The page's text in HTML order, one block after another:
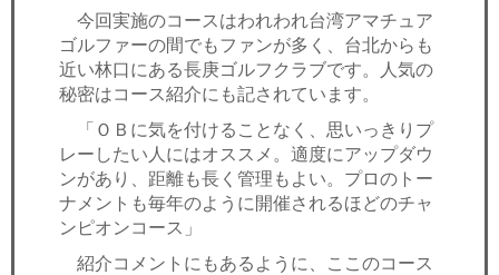
飲食店情報
今回実施のコースはわれわれ台湾アマチュア
ゴルファーの間でもファンが多く、台北からも
近い林口にある長庚ゴルフクラブです。人気の
秘密はコース紹介にも記されています。
「ＯＢに気を付けることなく、思いっきりプ
レーしたい人にはオススメ。適度にアップダウ
ンがあり、距離も長く管理もよい。プロのトー
ナメントも毎年のように開催されるほどのチャ
ンピオンコース」
紹介コメントにもあるように、ここのコース